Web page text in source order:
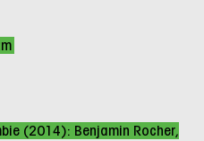
(2014): Benjamin Rocher,